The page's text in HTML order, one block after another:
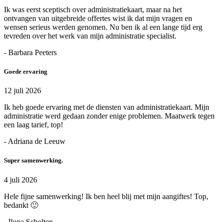
Ik was eerst sceptisch over administratiekaart, maar na het
ontvangen van uitgebreide offertes wist ik dat mijn vragen en
wensen serieus werden genomen. Nu ben ik al een lange tijd erg
tevreden over het werk van mijn administratie specialist.
- Barbara Peeters
Goede ervaring
12 juli 2026
Ik heb goede ervaring met de diensten van administratiekaart. Mijn
administratie werd gedaan zonder enige problemen. Maatwerk tegen
een laag tarief, top!
- Adriana de Leeuw
Super samenwerking.
4 juli 2026
Hele fijne samenwerking! Ik ben heel blij met mijn aangiftes! Top,
bedankt 🙂